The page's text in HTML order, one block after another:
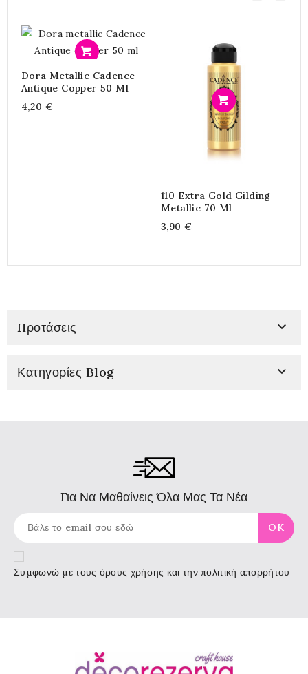
Dora Metallic Cadence
Antique Copper 50 Ml
4,20 €
110 Extra Gold Gilding
Metallic 70 Ml
3,90 €
Προτάσεις 
Κατηγορίες Blog 
Για Να Μαθαίνεις Όλα Μας Τα Νέα
Συμφωνώ με τους όρους χρήσης και την πολιτική απορρήτου